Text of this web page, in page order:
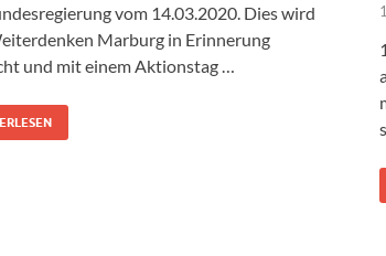
vom 14.03.2020. Dies wird
Marburg in Erinnerung
und mit einem Aktionstag …